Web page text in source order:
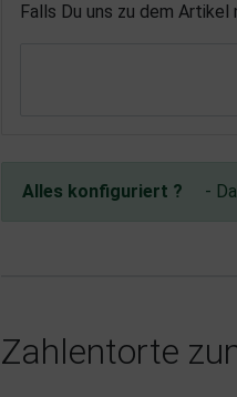
Falls Du uns zu dem
Alles konfiguriert ? -
Zahlentorte